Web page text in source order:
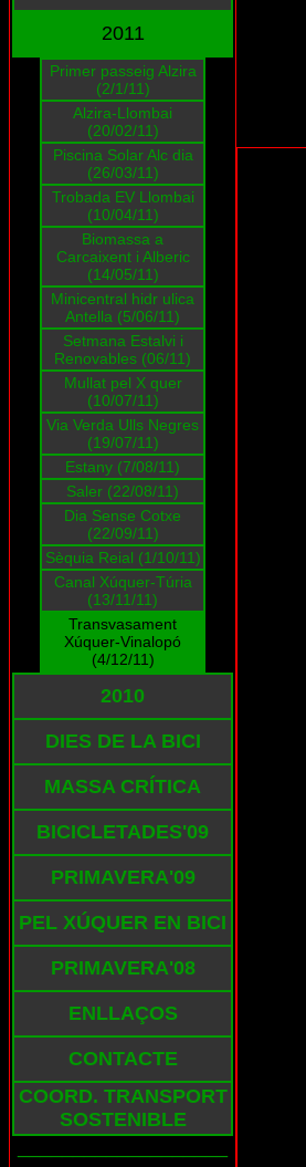
2011
Primer passeig Alzira
(2/1/11)
Alzira-Llombai
(20/02/11)
Piscina Solar Alc dia
(26/03/11)
Trobada EV Llombai
(10/04/11)
Biomassa a
Carcaixent i Alberic
(14/05/11)
Minicentral hidr ulica
Antella (5/06/11)
Setmana Estalvi i
Renovables (06/11)
Mullat pel X quer
(10/07/11)
Via Verda Ulls Negres
(19/07/11)
Estany (7/08/11)
Saler (22/08/11)
Dia Sense Cotxe
(22/09/11)
Sèquia Reial (1/10/11)
Canal Xúquer-Túria
(13/11/11)
Transvasament
Xúquer-Vinalopó
(4/12/11)
2010
DIES DE LA BICI
MASSA CRÍTICA
BICICLETADES'09
PRIMAVERA'09
PEL XÚQUER EN BICI
PRIMAVERA'08
ENLLAÇOS
CONTACTE
COORD. TRANSPORT
SOSTENIBLE